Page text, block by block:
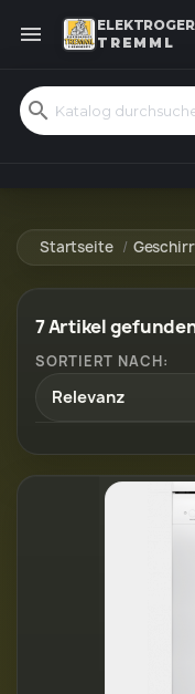

TREMML
search
Startseite
7 Artikel
SORTIERT NACH:
Relevanz